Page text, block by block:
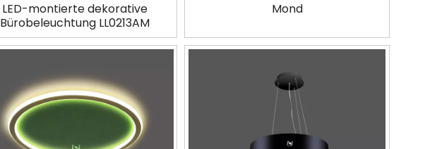
LED-montierte dekorative
Bürobeleuchtung LL0213AM
Mond